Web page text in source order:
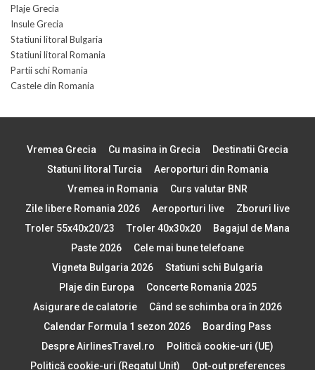
Plaje Grecia
Insule Grecia
Statiuni litoral Bulgaria
Statiuni litoral Romania
Partii schi Romania
Castele din Romania
Vremea Grecia Cu masina in Grecia
Destinatii Grecia
Statiuni litoral Turcia
Aeroporturi din Romania
Vremea in Romania
Curs valutar BNR
Zile libere Romania 2026
Aeroporturi live
Zboruri live
Troler 55x40x20/23
Troler 40x30x20
Bagajul de Mana
Paste 2026
Cele mai bune telefoane
Vigneta Bulgaria 2026
Statiuni schi Bulgaria
Plaje din Europa
Concerte Romania 2025
Asigurare de calatorie
Când se schimba ora în 2026
Calendar Formula 1 sezon 2026
Boarding Pass
Despre AirlinesTravel.ro
Politică cookie-uri (UE)
Politică cookie-uri (Regatul Unit)
Opt-out preferences